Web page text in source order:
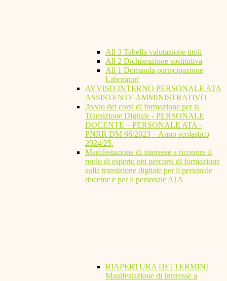
All 3 Tabella valutazione titoli
All 2 Dichiarazione sostitutiva
All 1 Domanda partecipazione
Laboratori
AVVISO INTERNO PERSONALE ATA
ASSISTENTE AMMINISTRATIVO
Avvio dei corsi di formazione per la
Transizione Digitale - PERSONALE
DOCENTE – PERSONALE ATA -
PNRR DM 66/2023 – Anno scolastico
2024/25.
Manifestazione di interesse a ricoprire il
ruolo di esperto nei percorsi di formazione
sulla transizione digitale per il personale
docente e per il personale ATA
RIAPERTURA DEI TERMINI
Manifestazione di interesse a